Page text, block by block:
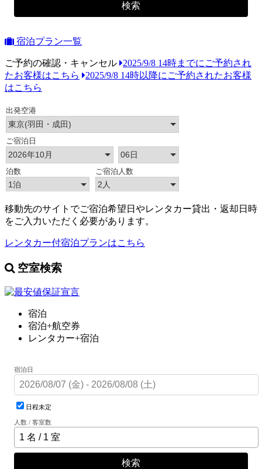
検索
宿泊プラン一覧
ご予約の確認・キャンセル
2025/9/8 14時までにご予約され
たお客様はこちら
2025/9/8 14時以降にご予約されたお客様
はこちら
移動先のサイトでご宿泊希望日やレンタカー貸出・返却日時
をご入力いただく必要があります。
レンタカー付宿泊プランはこちら
空室検索
宿泊
宿泊+航空券
レンタカー+宿泊
宿泊日
日程未定
人数 / 客室数
検索